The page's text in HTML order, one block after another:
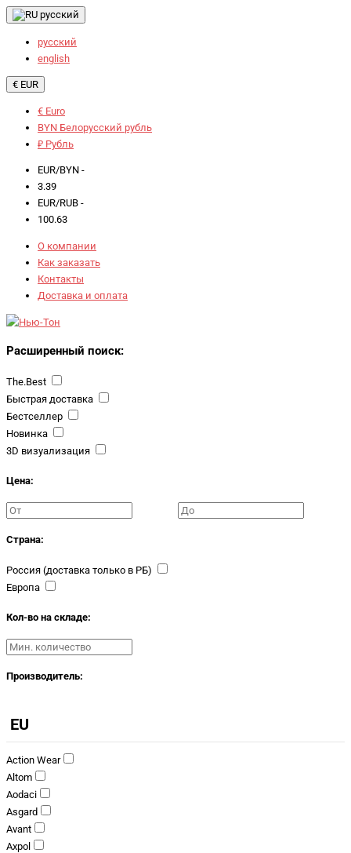
русский
русский
english
€ EUR
€ Euro
BYN Белорусский рубль
₽ Рубль
EUR/BYN -
3.39
EUR/RUB -
100.63
О компании
Как заказать
Контакты
Доставка и оплата
Расширенный поиск:
The.Best
Быстрая доставка
Бестселлер
Новинка
3D визуализация
Цена:
Страна:
Россия (доставка только в РБ)
Европа
Кол-во на складе:
Производитель:
EU
Action Wear
Altom
Aodaci
Asgard
Avant
Axpol